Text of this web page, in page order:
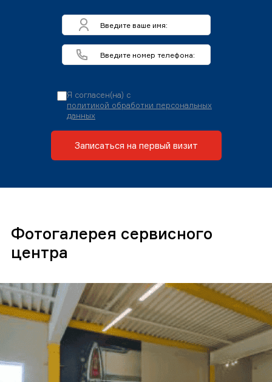
Я согласен(на) с
политикой обработки персональных
данных
Записаться на первый визит
Фотогалерея сервисного
центра